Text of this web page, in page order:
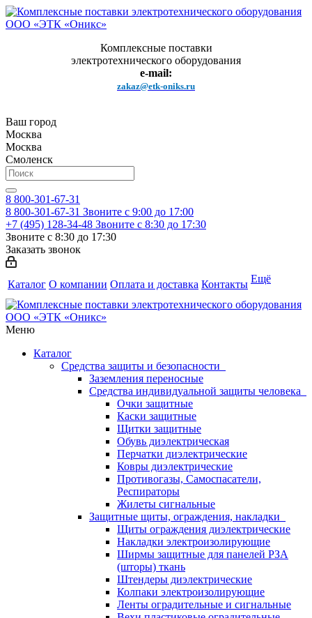
Комплексные поставки
электротехнического оборудования
e-mail:
zakaz@etk-oniks.ru
Ваш город
Москва
Москва
Смоленск
8 800-301-67-31
8 800-301-67-31 Звоните с 9:00 до 17:00
+7 (495) 128-34-48 Звоните с 8:30 до 17:30
Звоните с 8:30 до 17:30
Заказать звонок
Каталог О компании Оплата и доставка Контакты Ещё
Меню
Каталог
Средства защиты и безопасности
Заземления переносные
Средства индивидуальной защиты человека
Очки защитные
Каски защитные
Щитки защитные
Обувь диэлектрическая
Перчатки диэлектрические
Ковры диэлектрические
Противогазы, Самоспасатели,
Респираторы
Жилеты сигнальные
Защитные щиты, ограждения, накладки
Щиты ограждения диэлектрические
Накладки электроизолирующие
Ширмы защитные для панелей РЗА
(шторы) ткань
Штендеры диэлектрические
Колпаки электроизолирующие
Ленты оградительные и сигнальные